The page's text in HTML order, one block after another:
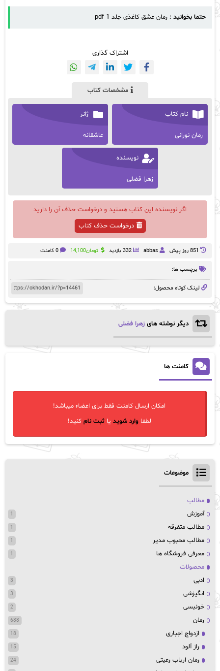
حتما بخوانید : رمان‌ عشق کاغذی جلد 1 pdf
اشتراک گذاری
مشخصات کتاب
نام کتاب
رمان نورانی
ژانر
عاشقانه
نویسنده
زهرا فضلی
اگر نویسنده این کتاب هستید و درخواست حذف آن را دارید
درخواست حذف کتاب
851 روز پيش abbas 332 بازدید تومان14,100 0 کامنت
برچسب ها:
لینک کوتاه محصول:
دیگر نوشته های زهرا فضلی
کامنت ها
امکان ارسال کامنت فقط برای اعضاء میباشد!
لطفاوارد شوید یاثبت نام کنید!
موضوعات
مطالب
آموزش
1
مطالب متفرقه 1
مطالب محبوب مدیر 1
معرفی فروشگاه ها 1
محصولات
ادبی
3
انگیزشی 3
خونبسی 2
رمان 688
ازدواج اجباری 18
راز آلود 15
رمان ارباب رعیتی 24